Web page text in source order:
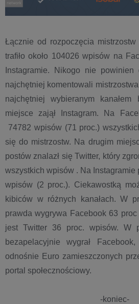
Łącznie od rozpoczęcia
trafiło około 104026 wpisów na
Instagramie. Nikogo nie
najchętniej komentowali
najchętniej wybieranym kanałem
miejsce zajął Instagram. Na
74782 wpisów (71 proc.)
się do mistrzostw. Na drugim
postów znalazł się Twitter, który
wszystkich wpisów . Na Instagramie
wpisów (2 proc.). Ciekawostką
kibiców w różnych kanałach. W
prawda wygrywa Facebook 63
jest Twitter 36 proc. wpisów. W
bezapelacyjnie wygrał
odnośnie Euro zamieszczonych
portal społecznościowy.
-koniec-